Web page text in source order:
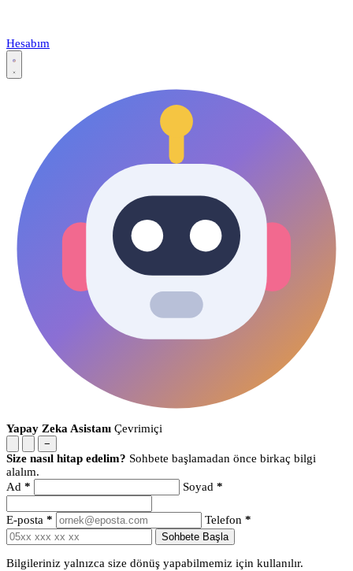
Hesabım
Yapay Zeka Asistanı Çevrimiçi
−
Size nasıl hitap edelim? Sohbete başlamadan önce birkaç bilgi
alalım.
Ad * Soyad *
E-posta * Telefon *
Sohbete Başla
Bilgileriniz yalnızca size dönüş yapabilmemiz için kullanılır.